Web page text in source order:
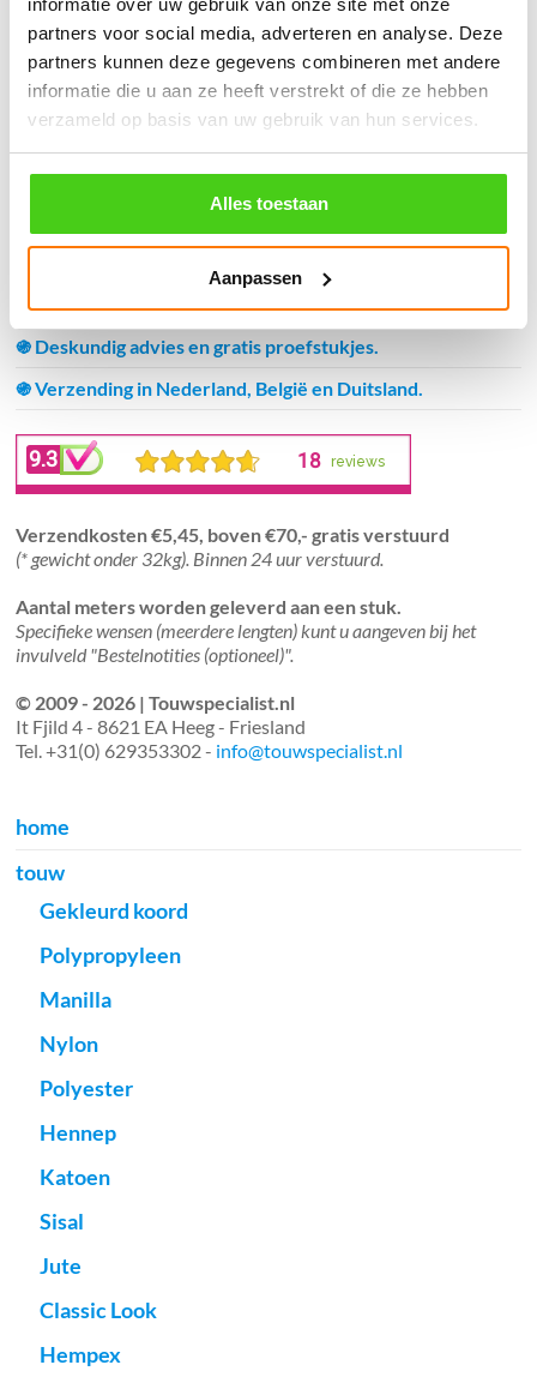
partners voor social media, adverteren en analyse. Deze
partners kunnen deze gegevens combineren met andere
informatie die u aan ze heeft verstrekt of die ze hebben
verzameld op basis van uw gebruik van hun services.
Alles toestaan
Aanpassen
Bestel nu
Winkelwagen
Geen producten in de winkelwagen.
֍ Groot aanbod & scherpe prijzen!
֍ Deskundig advies en gratis proefstukjes.
֍ Verzending in Nederland, België en Duitsland.
Verzendkosten €5,45, boven €70,- gratis verstuurd
(* gewicht onder 32kg). Binnen 24 uur verstuurd.
Aantal meters worden geleverd aan een stuk.
Specifieke wensen (meerdere lengten) kunt u aangeven bij het
invulveld "Bestelnotities (optioneel)".
© 2009 - 2026 | Touwspecialist.nl
It Fjild 4 - 8621 EA Heeg - Friesland
Tel. +31(0) 629353302 - info@touwspecialist.nl
home
touw
Gekleurd koord
Polypropyleen
Manilla
Nylon
Polyester
Hennep
Katoen
Sisal
Jute
Classic Look
Hempex